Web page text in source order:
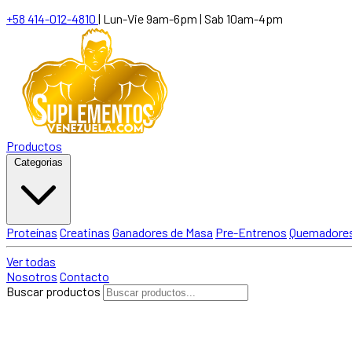
+58 414-012-4810 | Lun-Vie 9am-6pm | Sab 10am-4pm
Productos
Categorias
Proteínas Creatinas Ganadores de Masa Pre-Entrenos
Ver todas
Nosotros Contacto
Buscar productos